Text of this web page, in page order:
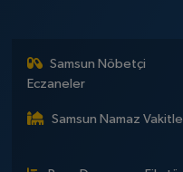
Samsun Nöbetçi
Eczaneler
Samsun Namaz